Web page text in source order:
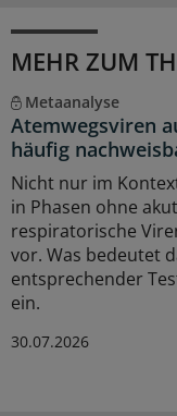
MEHR ZUM
Metaanalyse
Atemwegsviren
häufig
Nicht nur im
in Phasen ohne
respiratorische
vor. Was bedeutet
entsprechender
ein.
30.07.2026